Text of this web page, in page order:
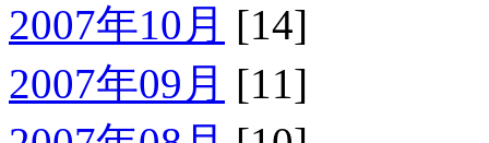
2007年10月 [14]
2007年09月 [11]